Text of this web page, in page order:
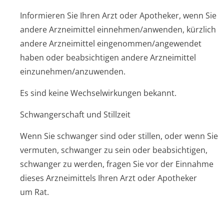
Informieren Sie Ihren Arzt oder Apotheker, wenn Sie
andere Arzneimittel einnehmen/anwenden, kürzlich
andere Arzneimittel eingenommen/an­gewendet
haben oder beabsichtigen andere Arzneimittel
einzunehmen/an­zuwenden.
Es sind keine Wechselwirkungen bekannt.
Schwangerschaft und Stillzeit
Wenn Sie schwanger sind oder stillen, oder wenn Sie
vermuten, schwanger zu sein oder beabsichtigen,
schwanger zu werden, fragen Sie vor der Einnahme
dieses Arzneimittels Ihren Arzt oder Apotheker
um Rat.